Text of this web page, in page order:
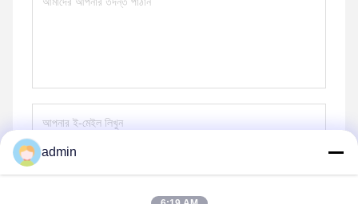
admin